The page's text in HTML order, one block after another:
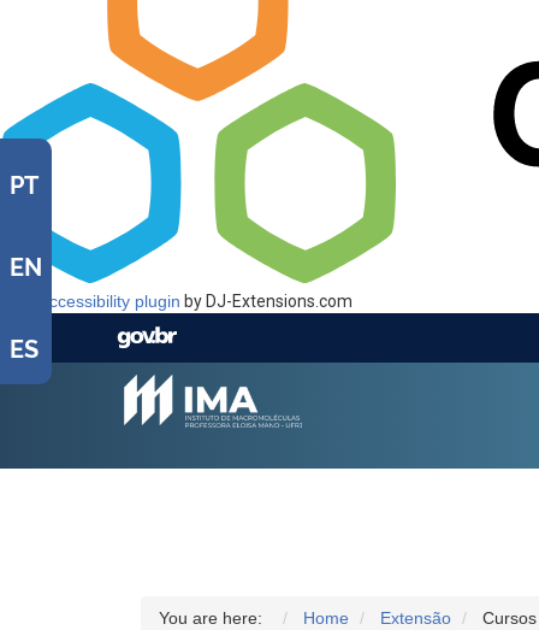
Web Accessibility plugin by DJ-Extensions.com
PT
EN
ES
You are here: Home Extensão Cursos